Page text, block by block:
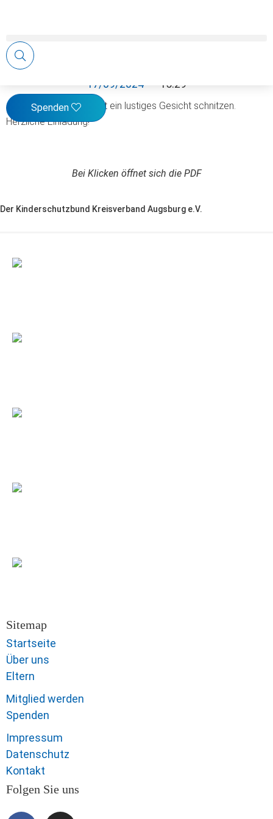
Spenden
Rübengeister schnitzen 2024
17/09/2024 15:29
gemeinsam dem Herbst ein lustiges Gesicht schnitzen.
Herzliche Einladung!
Bei Klicken öffnet sich die PDF
Der Kinderschutzbund Kreisverband Augsburg e.V.
Sitemap
Startseite
Über uns
Eltern
Mitglied werden
Spenden
Impressum
Datenschutz
Kontakt
Folgen Sie uns